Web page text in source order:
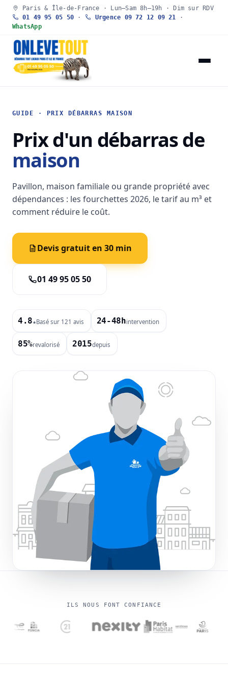
Paris & Île-de-France · Lun–Sam 8h–19h · Dim sur RDV
01 49 95 05 50 · Urgence 09 72 12 09 21 ·
WhatsApp
GUIDE · PRIX DÉBARRAS MAISON
Prix d'un débarras de
maison
Pavillon, maison familiale ou grande propriété avec
dépendances : les fourchettes 2026, le tarif au m³ et
comment réduire le coût.
Devis gratuit en 30 min
01 49 95 05 50
4.8★Basé sur 121 avis 24-48hintervention
85%revalorisé 2015depuis
ILS NOUS FONT CONFIANCE